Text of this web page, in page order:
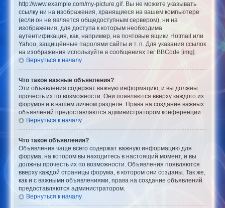
http://www.example.com/my-picture.gif. Вы не можете указывать
ссылку ни на изображения, хранящиеся на вашем компьютере
(если он не является общедоступным сервером), ни на
изображения, для доступа к которым необходима
аутентификация, как, например, на почтовые ящики Hotmail или
Yahoo, защищённые паролями сайты и т. п. Для указания ссылок
на изображения используйте в сообщениях тег BBCode [img].
Вернуться к началу
Что такое важные объявления?
Эти объявления содержат важную информацию, и вы должны
прочесть их по возможности. Они появляются вверху каждого из
форумов и в вашем личном разделе. Права на создание важных
объявлений предоставляются администратором конференции.
Вернуться к началу
Что такое объявления?
Объявления чаще всего содержат важную информацию для
форума, на котором вы находитесь в настоящий момент, и вы
должны прочесть их по возможности. Объявления появляются
вверху каждой страницы форума, в котором они созданы. Так же,
как и с важными объявлениями, права на создание объявлений
предоставляются администратором.
Вернуться к началу